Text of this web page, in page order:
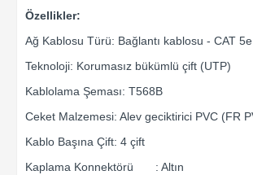
Özellikler:
Ağ Kablosu Türü: Bağlantı kablosu - CAT 5e
Teknoloji: Korumasız bükümlü çift (UTP)
Kablolama Şeması: T568B
Ceket Malzemesi: Alev geciktirici PVC (FR
Kablo Başına Çift: 4 çift
Kaplama Konnektörü
: Altın